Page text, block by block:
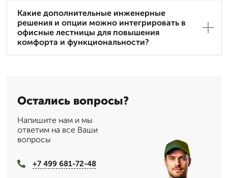
Какие дополнительные инженерные
решения и опции можно интегрировать в
офисные лестницы для повышения
комфорта и функциональности?
Остались вопросы?
Напишите нам и мы
ответим на все Ваши
вопросы
+7 499 681-72-48